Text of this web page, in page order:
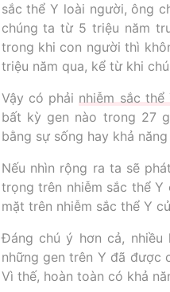
sắc thể Y loài người, ông
chúng ta từ 5 triệu năm
trong khi con người thì
triệu năm qua, kể từ khi
Vậy có phải nhiễm sắc thể
bất kỳ gen nào trong 27
bằng sự sống hay khả
Nếu nhìn rộng ra ta sẽ
trọng trên nhiễm sắc thể
mặt trên nhiễm sắc thể Y
Đáng chú ý hơn cả, nhiều
những gen trên Y đã được
Vì thế, hoàn toàn có khả